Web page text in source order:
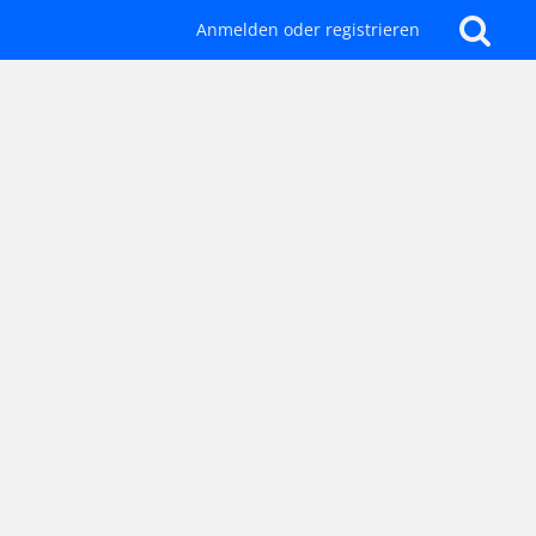
Anmelden oder registrieren